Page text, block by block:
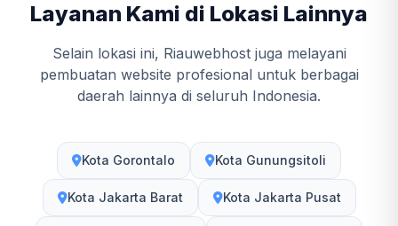
Layanan Kami di Lokasi Lainnya
Selain lokasi ini, Riauwebhost juga melayani
pembuatan website profesional untuk berbagai
daerah lainnya di seluruh Indonesia.
Kota Gorontalo Kota Gunungsitoli
Kota Jakarta Barat Kota Jakarta Pusat